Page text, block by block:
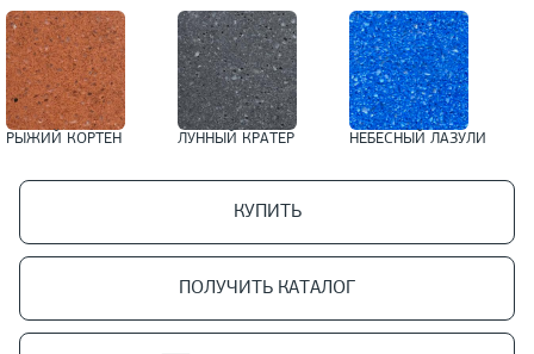
РЫЖИЙ КОРТЕН ЛУННЫЙ КРАТЕР НЕБЕСНЫЙ ЛАЗУЛИ
КУПИТЬ
ПОЛУЧИТЬ КАТАЛОГ